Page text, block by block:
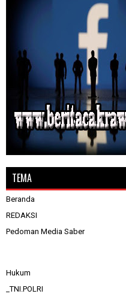
TEMA
Beranda
REDAKSI
Pedoman Media Saber
Hukum
_TNI.POLRI